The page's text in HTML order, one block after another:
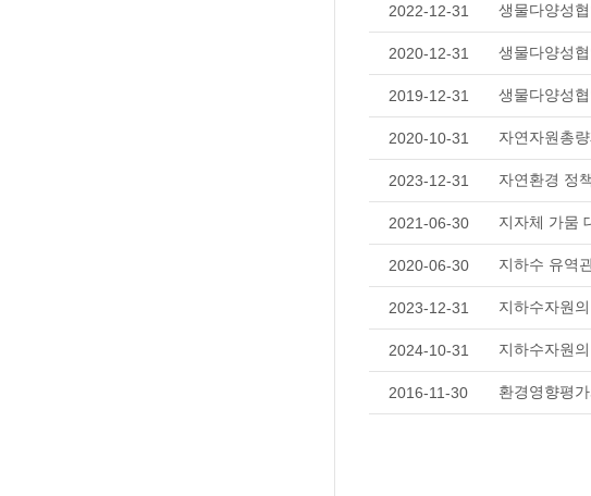
2022-12-31 생물다양성
2020-12-31 생물다양성
2019-12-31 생물다양성
2020-10-31 자연자원총
2023-12-31 자연환경 정
2021-06-30 지자체 가뭄
2020-06-30 지하수 유역
2023-12-31 지하수자원
2024-10-31 지하수자원
2016-11-30 환경영향평